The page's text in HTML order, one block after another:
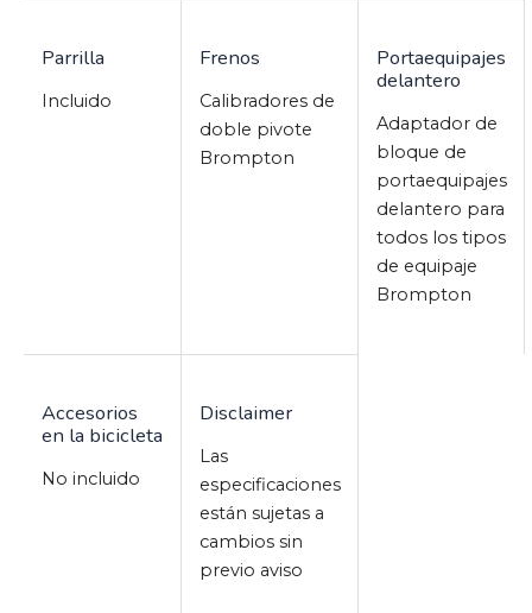
Parrilla
Incluido
Frenos
Calibradores de
doble pivote
Brompton
Portaequipajes
delantero
Adaptador de
bloque de
portaequipajes
delantero para
todos los tipos
de equipaje
Brompton
Accesorios
en la bicicleta
No incluido
Disclaimer
Las
especificaciones
están sujetas a
cambios sin
previo aviso